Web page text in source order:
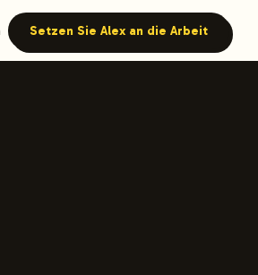
with GEO optimization built-in.
Setzen Sie Alex an die Arbeit